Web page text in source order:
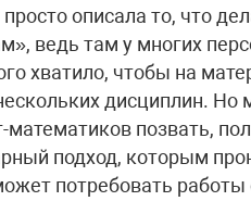
описала то, что
ведь там у многих
хватило, чтобы на
дисциплин.
математиков позвать,
подход, которым
потребовать